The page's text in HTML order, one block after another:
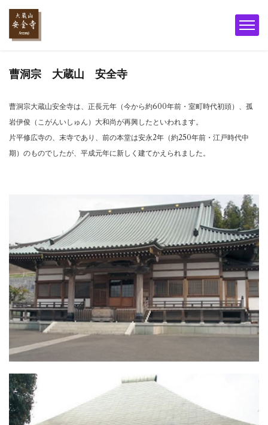
曹洞宗 大蔵山 安全寺
曹洞宗大蔵山安全寺は、正長元年（今から約600年前・室町時代初頭）、孤
岩伊俊（こがんいしゅん）大和尚が再興したといわれます。
片平修広寺の、末寺であり、前の本堂は安永2年（約250年前・江戸時代中
期）のものでしたが、平成元年に新しく建てかえられました。